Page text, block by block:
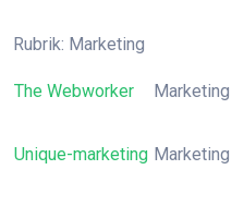
Rubrik: Marketing
The Webworker Marketing
Unique-marketing Marketing